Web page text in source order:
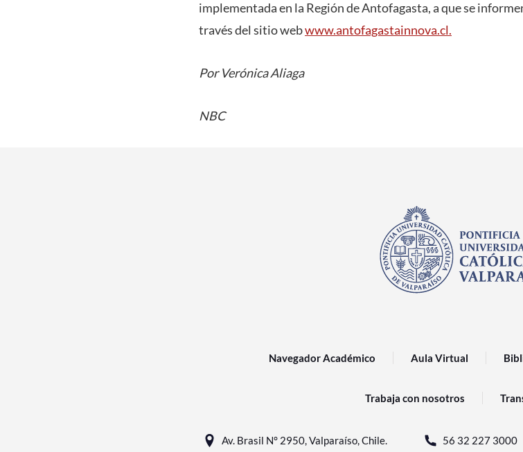
implementada en la Región de Antofagasta, a que se
través del sitio webwww.antofagastainnova.cl.
Por Verónica Aliaga
NBC
Navegador Académico Aula Virtual
Trabaja con nosotros
Av. Brasil N° 2950, Valparaíso, Chile. 56 32 227 3000